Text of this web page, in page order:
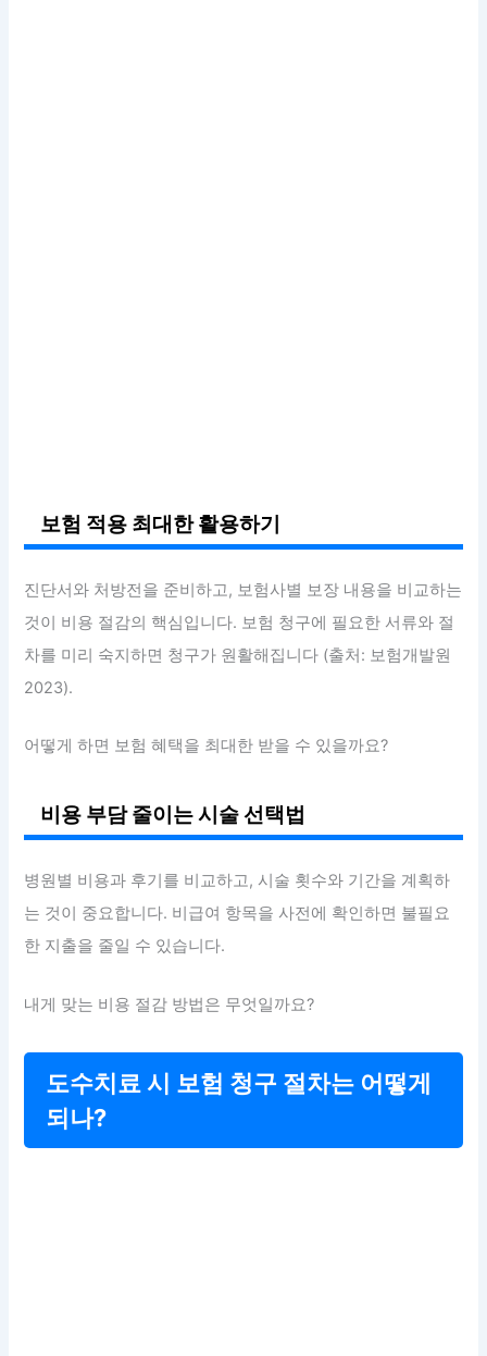
보험 적용 최대한 활용하기
진단서와 처방전을 준비하고, 보험사별 보장 내용을 비교하는
것이 비용 절감의 핵심입니다. 보험 청구에 필요한 서류와 절
차를 미리 숙지하면 청구가 원활해집니다 (출처: 보험개발원
2023).
어떻게 하면 보험 혜택을 최대한 받을 수 있을까요?
비용 부담 줄이는 시술 선택법
병원별 비용과 후기를 비교하고, 시술 횟수와 기간을 계획하
는 것이 중요합니다. 비급여 항목을 사전에 확인하면 불필요
한 지출을 줄일 수 있습니다.
내게 맞는 비용 절감 방법은 무엇일까요?
도수치료 시 보험 청구 절차는 어떻게
되나?